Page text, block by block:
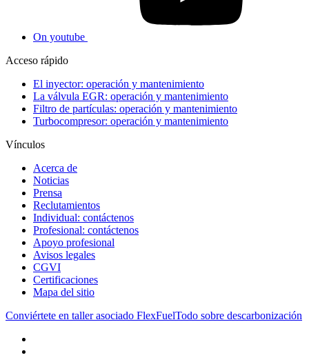
On youtube
Acceso rápido
El inyector: operación y mantenimiento
La válvula EGR: operación y mantenimiento
Filtro de partículas: operación y mantenimiento
Turbocompresor: operación y mantenimiento
Vínculos
Acerca de
Noticias
Prensa
Reclutamientos
Individual: contáctenos
Profesional: contáctenos
Apoyo profesional
Avisos legales
CGVI
Certificaciones
Mapa del sitio
Conviértete en taller asociado FlexFuelTodo sobre descarbonización